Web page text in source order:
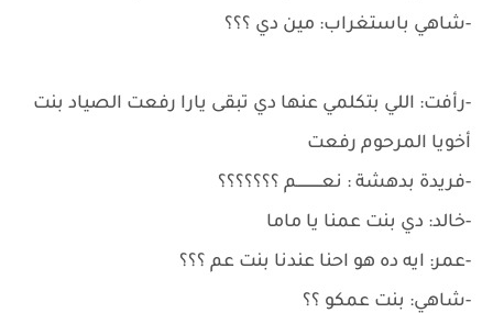
-شاهي باستغراب: مين دي ؟؟؟
-رأفت: اللي بتكلمي عنها دي تبقى يارا رفعت الصياد بنت
أخويا المرحوم رفعت
-فريدة بدهشة : نعـــــــــــم ؟؟؟؟؟؟؟
-خالد: دي بنت عمنا يا ماما
-عمر: ايه ده هو احنا عندنا بنت عم ؟؟؟
-شاهي: بنت عمكو ؟؟